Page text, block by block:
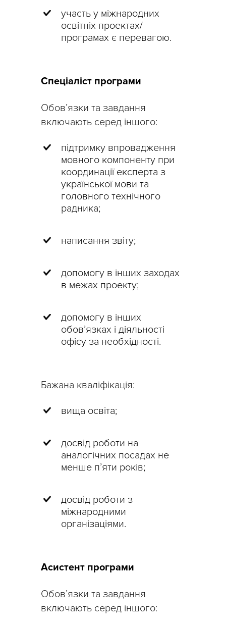
участь у міжнародних
освітніх проектах/
програмах є перевагою.
Спеціаліст програми
Обов’язки та завдання
включають серед іншого:
підтримку впровадження
мовного компоненту при
координації експерта з
української мови та
головного технічного
радника;
написання звіту;
допомогу в інших заходах
в межах проекту;
допомогу в інших
обов’язках і діяльності
офісу за необхідності.
Бажана кваліфікація:
вища освіта;
досвід роботи на
аналогічних посадах не
менше п’яти років;
досвід роботи з
міжнародними
організаціями.
Асистент програми
Обов’язки та завдання
включають серед іншого: